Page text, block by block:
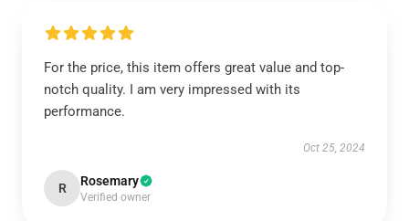
For the price, this item offers great value and top-
notch quality. I am very impressed with its
performance.
Oct 25, 2024
R Rosemary
Verified owner